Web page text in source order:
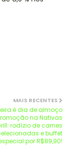
MAIS RECENTES
é dia de almoço
na Nativas
rodízio de carnes
e buffet
por R$89,90!